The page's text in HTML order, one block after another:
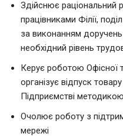
Здійснює раціональний
працівниками Філії,
за виконанням доручень
необхідний рівень
Керує роботою Офісної
організує відпуск
Підприємстві методикою
Очолює роботу з
мережі